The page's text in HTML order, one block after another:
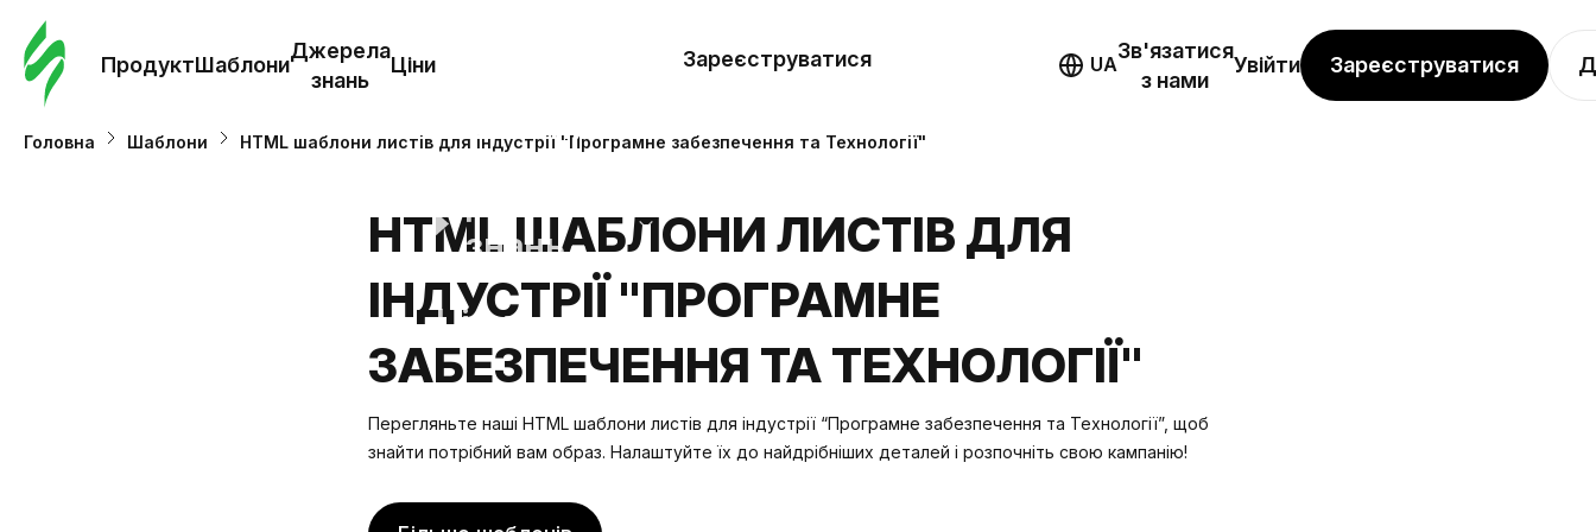
ПродуктШаблони
Джерела
знань
Ціни
Шаблони
знань
Ціни
Зареєструватися UA
Зв'язатися
з нами
Увійти Зареєструватися
Головна Шаблони HTML шаблони листів для індустрії "Програмне забезпечення та Технології"
HTML ШАБЛОНИ ЛИСТІВ ДЛЯ
ІНДУСТРІЇ "ПРОГРАМНЕ
ЗАБЕЗПЕЧЕННЯ ТА ТЕХНОЛОГІЇ"
Перегляньте наші HTML шаблони листів для індустрії “Програмне забезпечення та Технології”, щоб
знайти потрібний вам образ. Налаштуйте їх до найдрібніших деталей і розпочніть свою кампанію!